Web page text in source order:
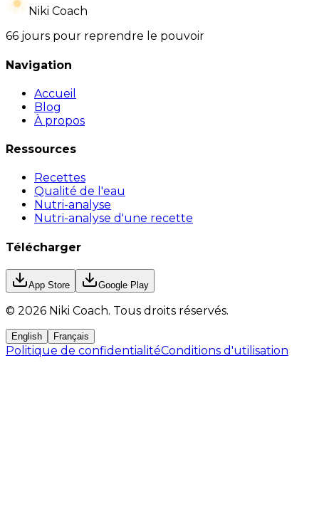
Niki Coach
66 jours pour reprendre le pouvoir
Navigation
Accueil
Blog
À propos
Ressources
Recettes
Qualité de l'eau
Nutri-analyse
Nutri-analyse d'une recette
Télécharger
App Store Google Play
© 2026 Niki Coach. Tous droits réservés.
English Français
Politique de confidentialitéConditions d'utilisation